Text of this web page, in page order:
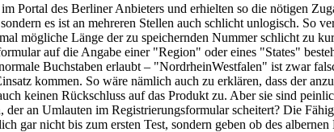
Portal des Berliner Anbieters und erhielten so die nötigen
es ist an mehreren Stellen auch schlicht unlogisch. So
mögliche Länge der zu speichernden Nummer schlicht zu
auf die Angabe einer "Region" oder eines "States"
Buchstaben erlaubt – "NordrheinWestfalen" ist zwar
kommen. So wäre nämlich auch zu erklären, dass der
keinen Rückschluss auf das Produkt zu. Aber sie sind
an Umlauten im Registrierungsformular scheitert? Die
gar nicht bis zum ersten Test, sondern geben ob des